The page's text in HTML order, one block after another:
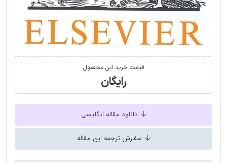
قیمت خرید این محصول
رایگان
دانلود مقاله انگلیسی
سفارش ترجمه این مقاله